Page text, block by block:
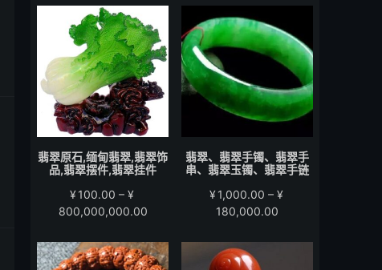
范
¥200.00
至
¥15,000.00
范
至
¥58,000.00
翡翠原石,缅甸翡翠,翡翠饰
品,翡翠摆件,翡翠挂件
¥100.00 – ¥
800,000,000.00价
范
围：
翡翠、翡翠手镯、翡翠手
串、翡翠玉镯、翡翠手链
¥1,000.00 – ¥
180,000.00
范